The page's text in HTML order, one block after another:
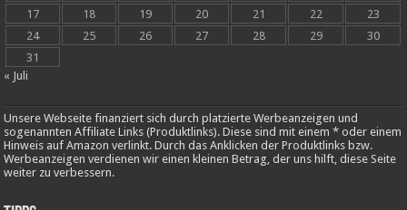
17
18 19 20 21 22
23
24
25 26 27 28 29
30
31
« Juli
Unsere Webseite finanziert sich durch platzierte Werbeanzeigen und
sogenannten Affiliate Links (Produktlinks). Diese sind mit einem * oder einem
Hinweis auf Amazon verlinkt. Durch das Anklicken der Produktlinks bzw.
Werbeanzeigen verdienen wir einen kleinen Betrag, der uns hilft, diese Seite
weiter zu verbessern.